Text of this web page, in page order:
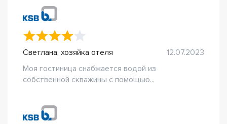
Светлана, хозяйка отеля
12.07.2023
Моя гостиница снабжается водой из
собственной скважины с помощью...